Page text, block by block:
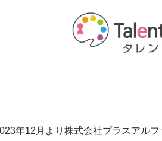
年12月より株式会社プラスアル